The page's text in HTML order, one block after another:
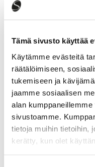
Tämä sivusto käyttää
Käytämme evästeitä
räätälöimiseen,
tukemiseen ja
jaamme sosiaalisen
alan
sivustoamme.
tietoja muihin tietoihin,
kerätty, kun olet
Pääsymaksu
Katso kaikki
Jaa tapahtuma:
Facebook
Twitter